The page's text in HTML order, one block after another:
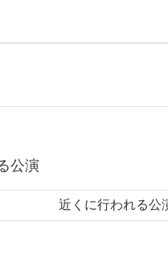
公演
近くに行われる公